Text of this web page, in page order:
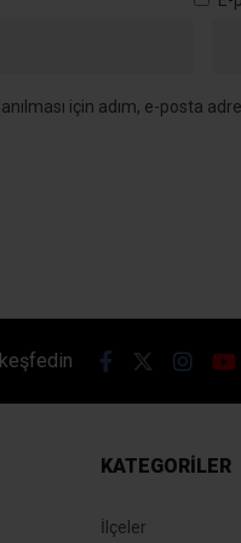
için adım, e-posta
KATEGORİLER
İlçeler